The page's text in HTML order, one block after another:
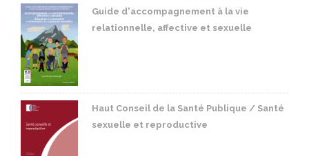
Guide d'accompagnement à la vie
relationnelle, affective et sexuelle
Haut Conseil de la Santé Publique / Santé
sexuelle et reproductive